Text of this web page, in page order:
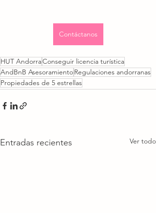
Contáctanos
HUT AndorraConseguir licencia turística
AndBnB AsesoramientoRegulaciones andorranas
Propiedades de 5 estrellas
Entradas recientes Ver todo